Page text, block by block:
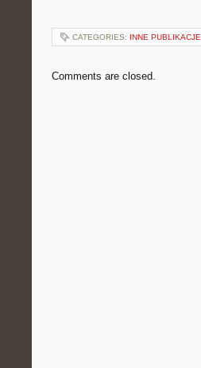
CATEGORIES: INNE PUBLIKACJE
Comments are closed.